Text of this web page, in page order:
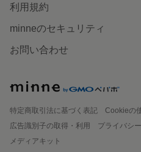
利用規約
minneのセキュリティ
お問い合わせ
特定商取引法に基づく表記
Cookieの
広告識別子の取得・利用
プライバシ
メディアキット